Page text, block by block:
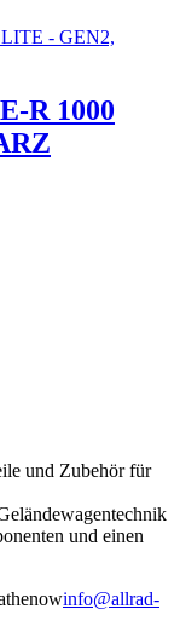
R 1000
und Zubehör für
und einen
info@allrad-